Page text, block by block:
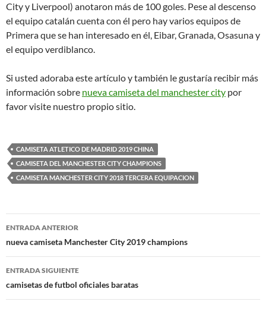
City y Liverpool) anotaron más de 100 goles. Pese al descenso
el equipo catalán cuenta con él pero hay varios equipos de
Primera que se han interesado en él, Eibar, Granada, Osasuna y
el equipo verdiblanco.
Si usted adoraba este artículo y también le gustaría recibir más
información sobre nueva camiseta del manchester city por
favor visite nuestro propio sitio.
CAMISETA ATLETICO DE MADRID 2019 CHINA
CAMISETA DEL MANCHESTER CITY CHAMPIONS
CAMISETA MANCHESTER CITY 2018 TERCERA EQUIPACION
Navegación
de
entradas
ENTRADA ANTERIOR
nueva camiseta Manchester City 2019 champions
ENTRADA SIGUIENTE
camisetas de futbol oficiales baratas